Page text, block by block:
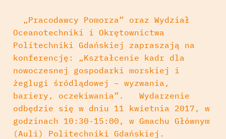
„Pracodawcy Pomorza” oraz Wydział
Oceanotechniki i Okrętownictwa
Politechniki Gdańskiej zapraszają na
konferencję: „Kształcenie kadr dla
nowoczesnej gospodarki morskiej i
żeglugi śródlądowej – wyzwania,
bariery, oczekiwania”. Wydarzenie
odbędzie się w dniu 11 kwietnia 2017, w
godzinach 10:30-15:00, w Gmachu Głównym
(Auli) Politechniki Gdańskiej.